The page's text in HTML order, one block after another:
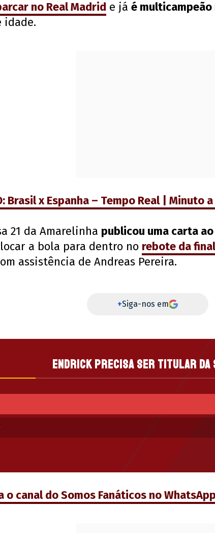
no Real Madrid e já é multicampeão
idade.
Brasil x Espanha – Tempo Real | Minuto
21 da Amarelinha publicou uma carta
a bola para dentro no rebote da
assistência de Andreas Pereira.
+Siga-nos em
Endrick precisa ser titular da
o canal do Somos Fanáticos no WhatsApp